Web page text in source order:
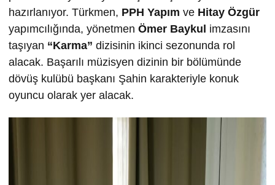
hazırlanıyor. Türkmen, PPH Yapım ve Hitay Özgür
yapımcılığında, yönetmen Ömer Baykul imzasını
taşıyan “Karma” dizisinin ikinci sezonunda rol
alacak. Başarılı müzisyen dizinin bir bölümünde
dövüş kulübü başkanı Şahin karakteriyle konuk
oyuncu olarak yer alacak.